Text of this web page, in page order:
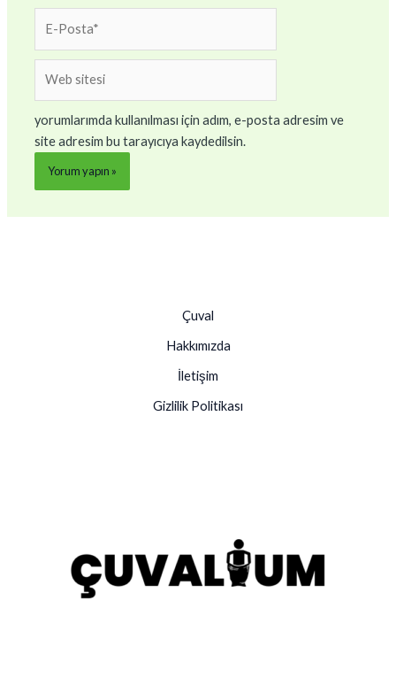
Posta*
yorumlarımda kullanılması için adım, e-posta adresim ve
site adresim bu tarayıcıya kaydedilsin.
Çuval
Hakkımızda
İletişim
Gizlilik Politikası